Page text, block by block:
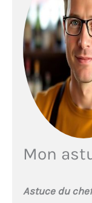
Mon
Astuce du chef